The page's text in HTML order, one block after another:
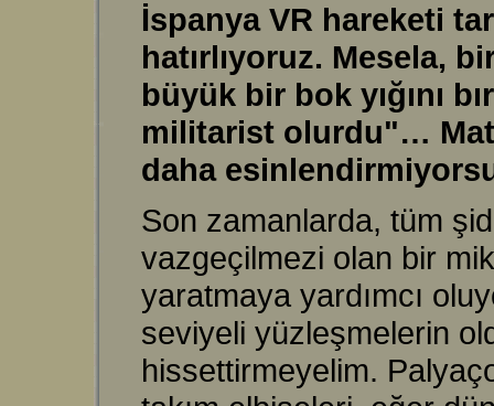
İspanya VR hareketi
hatırlıyoruz. Mesela,
büyük bir bok yığını
militarist olurdu"…
daha
Son zamanlarda, tüm
vazgeçilmezi olan bir
yaratmaya yardımcı
seviyeli yüzleşmelerin
hissettirmeyelim.